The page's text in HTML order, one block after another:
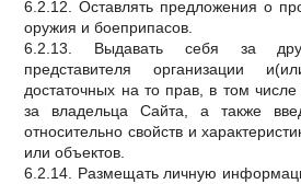
6.2.12. Оставлять предложения о
оружия и боеприпасов.
6.2.13. Выдавать себя за
представителя организации
достаточных на то прав, в том числе
за владельца Сайта, а также
относительно свойств и
или объектов.
6.2.14. Размещать личную